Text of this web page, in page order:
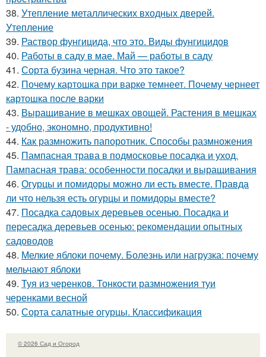
38. Утепление металлических входных дверей.
Утепление
39. Раствор фунгицида, что это. Виды фунгицидов
40. Работы в саду в мае. Май — работы в саду
41. Сорта бузина черная. Что это такое?
42. Почему картошка при варке темнеет. Почему чернеет
картошка после варки
43. Выращивание в мешках овощей. Растения в мешках
- удобно, экономно, продуктивно!
44. Как размножить папоротник. Способы размножения
45. Пампасная трава в подмосковье посадка и уход.
Пампасная трава: особенности посадки и выращивания
46. Огурцы и помидоры можно ли есть вместе. Правда
ли что нельзя есть огурцы и помидоры вместе?
47. Посадка садовых деревьев осенью. Посадка и
пересадка деревьев осенью: рекомендации опытных
садоводов
48. Мелкие яблоки почему. Болезнь или нагрузка: почему
мельчают яблоки
49. Туя из черенков. Тонкости размножения туи
черенками весной
50. Сорта салатные огурцы. Классификация
© 2026 Сад и Огород